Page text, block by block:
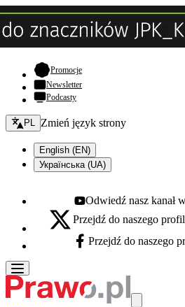
Promocje- otwiera się w nowej karcie
Newsletter
Podcasty
Zmień język - bieżący:
PL Zmień język strony
English (EN)
Українська (UA)
Youtube - otwiera się w nowej
Odwiedź nasz kanał
X - otwiera się w nowej karcie
Przejdź do naszego
Facebook - otwiera się w nowej
Przejdź do naszego